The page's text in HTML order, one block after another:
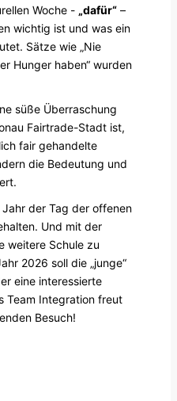
Woche - „dafür“ –
wichtig ist und was ein
Sätze wie „Nie
Hunger haben“ wurden
süße Überraschung
Fairtrade-Stadt ist,
fair gehandelte
die Bedeutung und
der Tag der offenen
Und mit der
weitere Schule zu
2026 soll die „junge“
eine interessierte
Team Integration freut
Besuch!